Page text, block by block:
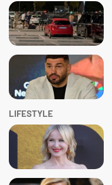
LIFESTYLE